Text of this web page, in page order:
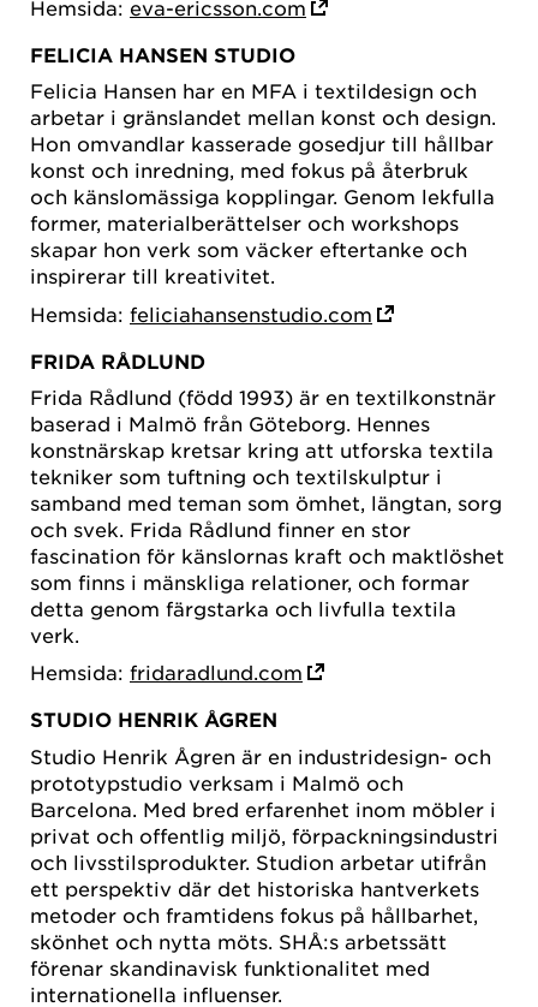
Hemsida: eva-ericsson.com
FELICIA HANSEN STUDIO
Felicia Hansen har en MFA i textildesign och
arbetar i gränslandet mellan konst och design.
Hon omvandlar kasserade gosedjur till hållbar
konst och inredning, med fokus på återbruk
och känslomässiga kopplingar. Genom lekfulla
former, materialberättelser och workshops
skapar hon verk som väcker eftertanke och
inspirerar till kreativitet.
Hemsida: feliciahansenstudio.com
FRIDA RÅDLUND
Frida Rådlund (född 1993) är en textilkonstnär
baserad i Malmö från Göteborg. Hennes
konstnärskap kretsar kring att utforska textila
tekniker som tuftning och textilskulptur i
samband med teman som ömhet, längtan, sorg
och svek. Frida Rådlund finner en stor
fascination för känslornas kraft och maktlöshet
som finns i mänskliga relationer, och formar
detta genom färgstarka och livfulla textila
verk.
Hemsida: fridaradlund.com
STUDIO HENRIK ÅGREN
Studio Henrik Ågren är en industridesign- och
prototypstudio verksam i Malmö och
Barcelona. Med bred erfarenhet inom möbler i
privat och offentlig miljö, förpackningsindustri
och livsstilsprodukter. Studion arbetar utifrån
ett perspektiv där det historiska hantverkets
metoder och framtidens fokus på hållbarhet,
skönhet och nytta möts. SHÅ:s arbetssätt
förenar skandinavisk funktionalitet med
internationella influenser.